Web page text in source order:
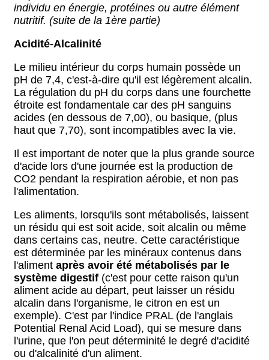
individu en énergie, protéines ou autre élément
nutritif. (suite de la 1ère partie)
Acidité-Alcalinité
Le milieu intérieur du corps humain possède un
pH de 7,4, c'est-à-dire qu'il est légèrement alcalin.
La régulation du pH du corps dans une fourchette
étroite est fondamentale car des pH sanguins
acides (en dessous de 7,00), ou basique, (plus
haut que 7,70), sont incompatibles avec la vie.
Il est important de noter que la plus grande source
d'acide lors d'une journée est la production de
CO2 pendant la respiration aérobie, et non pas
l'alimentation.
Les aliments, lorsqu'ils sont métabolisés, laissent
un résidu qui est soit acide, soit alcalin ou même
dans certains cas, neutre. Cette caractéristique
est déterminée par les minéraux contenus dans
l'aliment après avoir été métabolisés par le
système digestif (c'est pour cette raison qu'un
aliment acide au départ, peut laisser un résidu
alcalin dans l'organisme, le citron en est un
exemple). C'est par l'indice PRAL (de l'anglais
Potential Renal Acid Load), qui se mesure dans
l'urine, que l'on peut déterminité le degré d'acidité
ou d'alcalinité d'un aliment.